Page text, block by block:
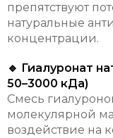
препятствуют
натуральные
концентрации.
🔹 Гиалуронат
50–3000 кДа)
Смесь
молекулярной
воздействие на